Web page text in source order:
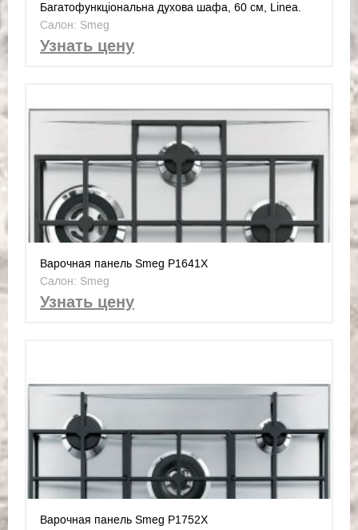
Багатофункціональна духова шафа, 60 см, Linea.
Клас енергоспоживання А +
Салон: Smeg
Узнать цену
Варочная панель Smeg P1641X
Салон: Smeg
Узнать цену
Варочная панель Smeg P1752X